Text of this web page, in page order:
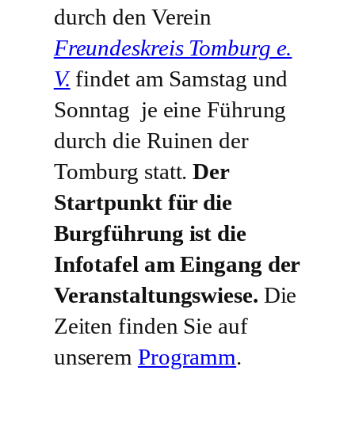
durch den Verein
Freundeskreis Tomburg e.
V. findet am Samstag und
Sonntag je eine Führung
durch die Ruinen der
Tomburg statt.Der
Startpunkt für die
Burgführung ist die
Infotafel am Eingang der
Veranstaltungswiese. Die
Zeiten finden Sie auf
unserem Programm.